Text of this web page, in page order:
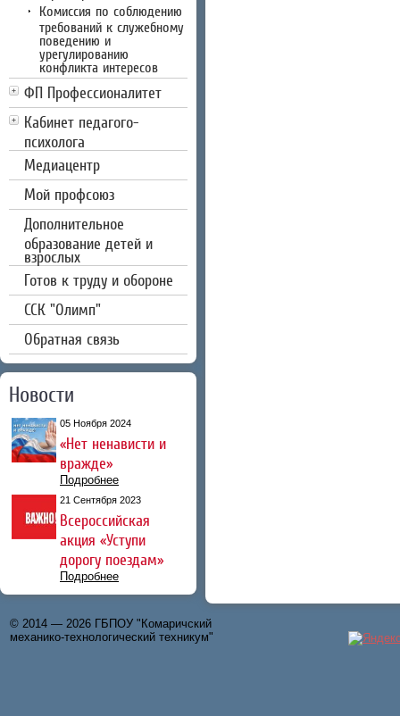
Комиссия по соблюдению
требований к служебному
поведению и
урегулированию
конфликта интересов
ФП Профессионалитет
Кабинет педагого-
психолога
Медиацентр
Мой профсоюз
Дополнительное
образование детей и
взрослых
Готов к труду и обороне
CCК "Олимп"
Обратная связь
Новости
05 Ноября 2024
«Нет ненависти и
вражде»
Подробнее
21 Сентября 2023
Всероссийская
акция «Уступи
дорогу поездам»
Подробнее
© 2014 — 2026 ГБПОУ "Комаричский
механико-технологический техникум"